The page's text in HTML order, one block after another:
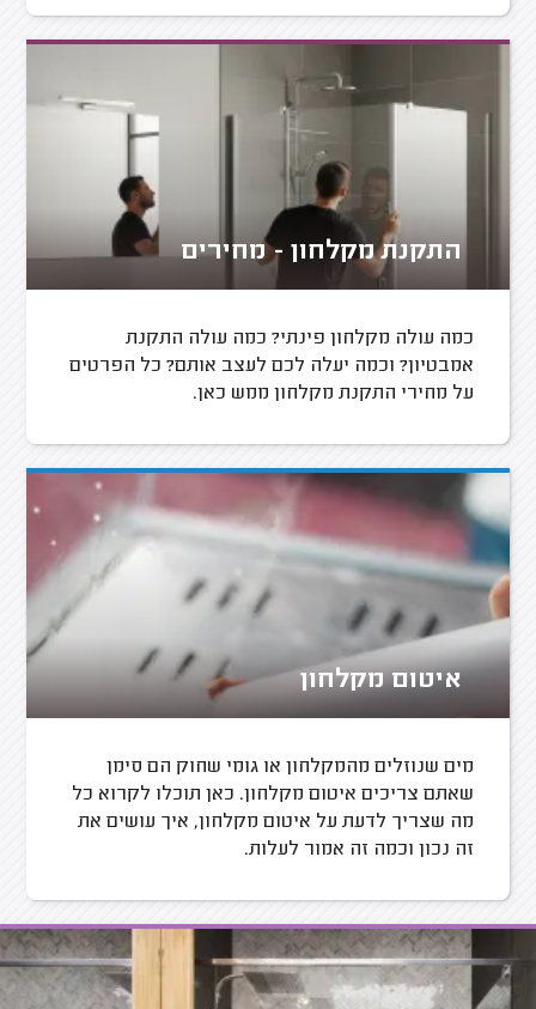
התקנת מקלחון - מחירים
כמה עולה מקלחון פינתי? כמה עולה התקנת
אמבטיון? וכמה יעלה לכם לעצב אותם? כל הפרטים
על מחירי התקנת מקלחון ממש כאן.
איטום מקלחון
מים שנוזלים מהמקלחון או גומי שחוק הם סימן
שאתם צריכים איטום מקלחון. כאן תוכלו לקרוא כל
מה שצריך לדעת על איטום מקלחון, איך עושים את
זה נכון וכמה זה אמור לעלות.